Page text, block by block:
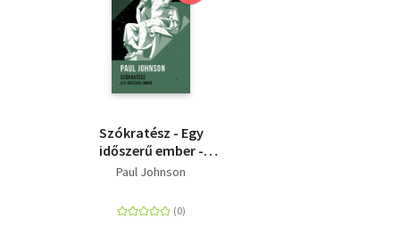
Szókratész - Egy
időszerű ember -
Helikon Zsebkönyvek
Paul Johnson